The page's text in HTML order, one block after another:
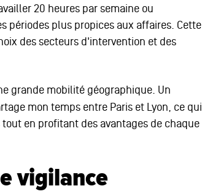
20 heures par semaine ou
périodes plus propices aux affaires. Cette
des secteurs d'intervention et des
grande mobilité géographique. Un
mon temps entre Paris et Lyon, ce qui
en profitant des avantages de chaque
vigilance